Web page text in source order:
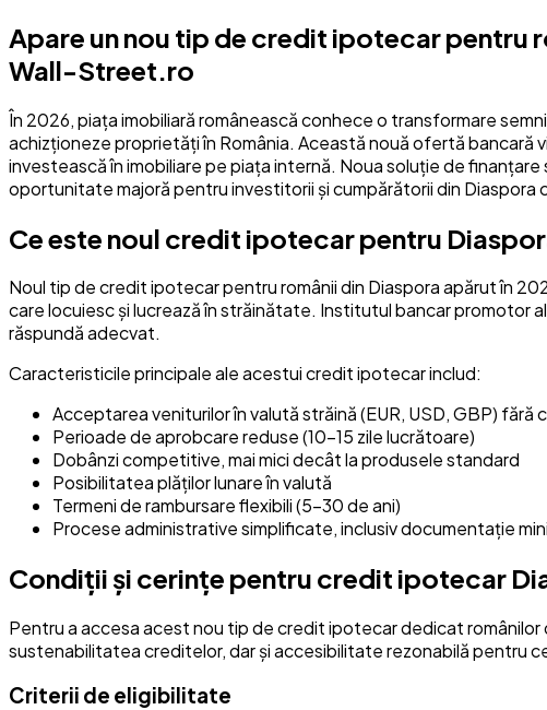
Apare un nou tip de credit ipotecar pentru
Wall-Street.ro
În 2026, piața imobiliară românească conhece o transformare
achizționeze proprietăți în România. Această nouă ofertă bancară
investească în imobiliare pe piața internă. Noua soluție de
oportunitate majoră pentru investitorii și cumpărătorii din Diaspora
Ce este noul credit ipotecar pentru
Noul tip de credit ipotecar pentru românii din Diaspora apărut în
care locuiesc și lucrează în străinătate. Institutul bancar promotor
răspundă adecvat.
Caracteristicile principale ale acestui credit ipotecar includ:
Acceptarea veniturilor în valută străină (EUR, USD, GBP) fără
Perioade de aprobcare reduse (10-15 zile lucrătoare)
Dobânzi competitive, mai mici decât la produsele standard
Posibilitatea plăților lunare în valută
Termeni de rambursare flexibili (5-30 de ani)
Procese administrative simplificate, inclusiv documentație
Condiții și cerințe pentru credit ipotecar
Pentru a accesa acest nou tip de credit ipotecar dedicat
sustenabilitatea creditelor, dar și accesibilitate rezonabilă pentru
Criterii de eligibilitate